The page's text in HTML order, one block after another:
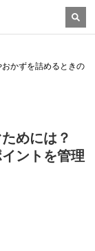
かずを詰めるときの
ためには？
ントを管理